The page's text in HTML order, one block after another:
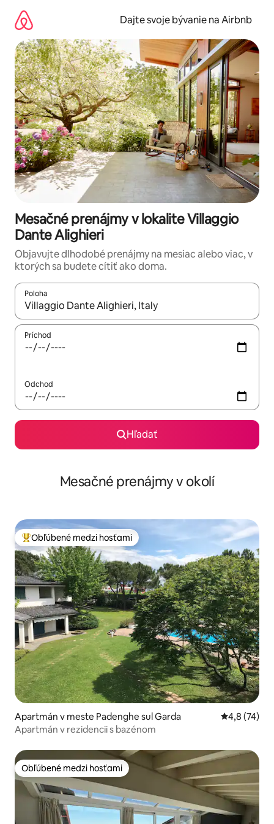
obsah.
Dajte svoje bývanie na Airbnb
Mesačné prenájmy v lokalite Villaggio
Dante Alighieri
Objavujte dlhodobé prenájmy na mesiac alebo viac, v
ktorých sa budete cítiť ako doma.
Poloha
Keď budú výsledky k dispozícii, môžete si ich prechádzať
Príchod
Odchod
Hľadať
Mesačné prenájmy v okolí
Najobľúbenejšie medzi hosťami
Obľúbené medzi hosťami
Apartmán v meste Padenghe sul Garda Priemerné
4,8 (74)
Apartmán v rezidencii s bazénom
Obľúbené medzi hosťami
Obľúbené medzi hosťami